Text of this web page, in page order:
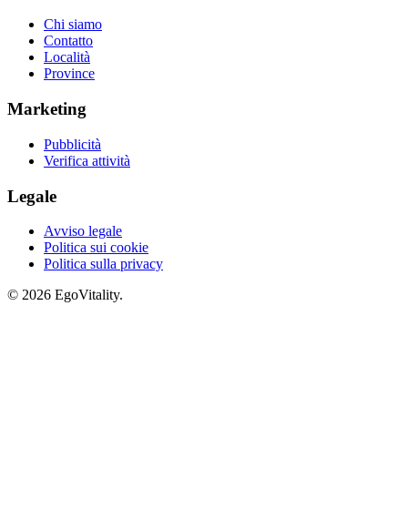
Chi siamo
Contatto
Località
Province
Marketing
Pubblicità
Verifica attività
Legale
Avviso legale
Politica sui cookie
Politica sulla privacy
© 2026 EgoVitality.